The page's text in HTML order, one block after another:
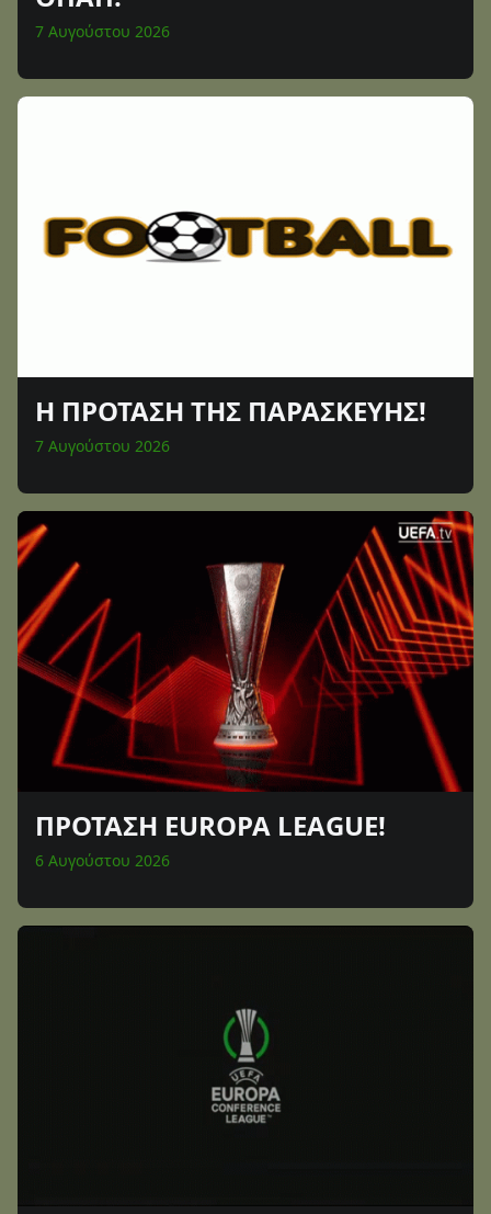
7 Αυγούστου 2026
Η ΠΡΟΤΑΣΗ ΤΗΣ ΠΑΡΑΣΚΕΥΗΣ!
7 Αυγούστου 2026
ΠΡΟΤΑΣΗ EUROPA LEAGUE!
6 Αυγούστου 2026